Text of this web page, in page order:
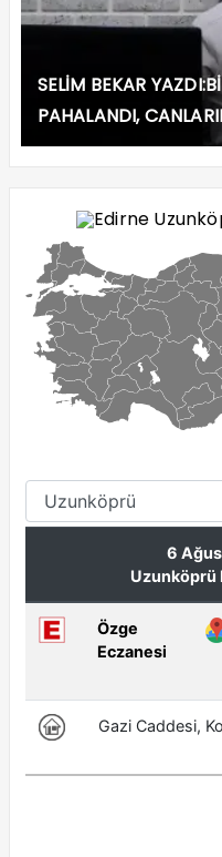
SELİM BEKAR
PAHALANDI,